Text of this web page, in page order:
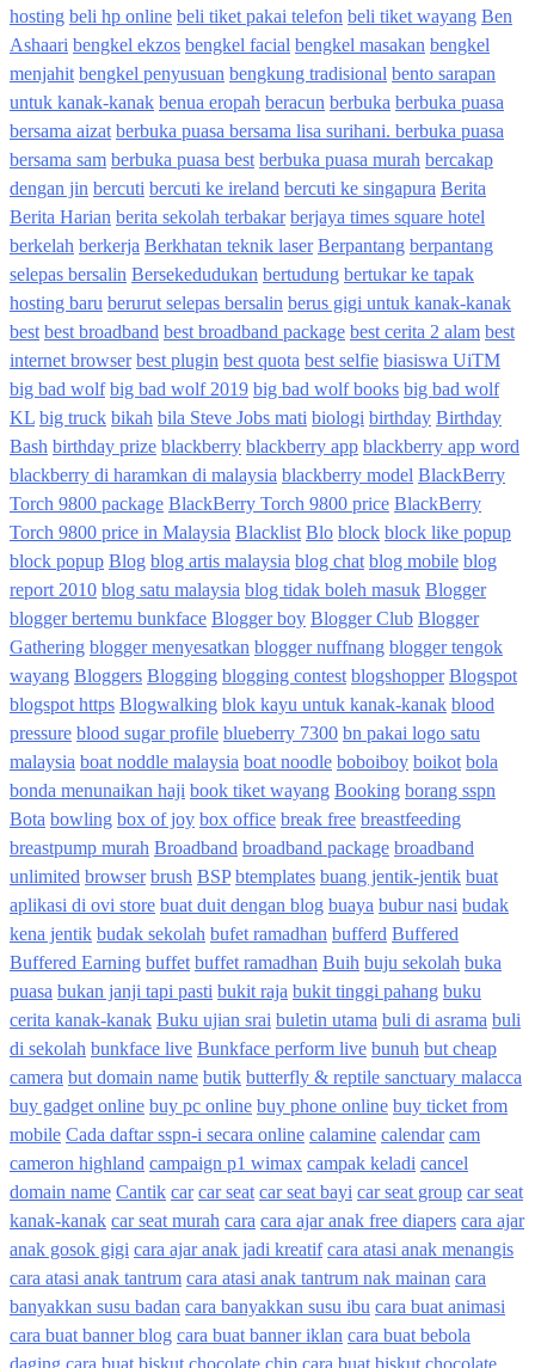
hosting beli hp online beli tiket pakai telefon beli tiket wayang Ben
Ashaari bengkel ekzos bengkel facial bengkel masakan bengkel
menjahit bengkel penyusuan bengkung tradisional bento sarapan
untuk kanak-kanak benua eropah beracun berbuka berbuka puasa
bersama aizat berbuka puasa bersama lisa surihani. berbuka puasa
bersama sam berbuka puasa best berbuka puasa murah bercakap
dengan jin bercuti bercuti ke ireland bercuti ke singapura Berita
Berita Harian berita sekolah terbakar berjaya times square hotel
berkelah berkerja Berkhatan teknik laser Berpantang berpantang
selepas bersalin Bersekedudukan bertudung bertukar ke tapak
hosting baru berurut selepas bersalin berus gigi untuk kanak-kanak
best best broadband best broadband package best cerita 2 alam best
internet browser best plugin best quota best selfie biasiswa UiTM
big bad wolf big bad wolf 2019 big bad wolf books big bad wolf
KL big truck bikah bila Steve Jobs mati biologi birthday Birthday
Bash birthday prize blackberry blackberry app blackberry app word
blackberry di haramkan di malaysia blackberry model BlackBerry
Torch 9800 package BlackBerry Torch 9800 price BlackBerry
Torch 9800 price in Malaysia Blacklist Blo block block like popup
block popup Blog blog artis malaysia blog chat blog mobile blog
report 2010 blog satu malaysia blog tidak boleh masuk Blogger
blogger bertemu bunkface Blogger boy Blogger Club Blogger
Gathering blogger menyesatkan blogger nuffnang blogger tengok
wayang Bloggers Blogging blogging contest blogshopper Blogspot
blogspot https Blogwalking blok kayu untuk kanak-kanak blood
pressure blood sugar profile blueberry 7300 bn pakai logo satu
malaysia boat noddle malaysia boat noodle boboiboy boikot bola
bonda menunaikan haji book tiket wayang Booking borang sspn
Bota bowling box of joy box office break free breastfeeding
breastpump murah Broadband broadband package broadband
unlimited browser brush BSP btemplates buang jentik-jentik buat
aplikasi di ovi store buat duit dengan blog buaya bubur nasi budak
kena jentik budak sekolah bufet ramadhan bufferd Buffered
Buffered Earning buffet buffet ramadhan Buih buju sekolah buka
puasa bukan janji tapi pasti bukit raja bukit tinggi pahang buku
cerita kanak-kanak Buku ujian srai buletin utama buli di asrama buli
di sekolah bunkface live Bunkface perform live bunuh but cheap
camera but domain name butik butterfly & reptile sanctuary malacca
buy gadget online buy pc online buy phone online buy ticket from
mobile Cada daftar sspn-i secara online calamine calendar cam
cameron highland campaign p1 wimax campak keladi cancel
domain name Cantik car car seat car seat bayi car seat group car seat
kanak-kanak car seat murah cara cara ajar anak free diapers cara ajar
anak gosok gigi cara ajar anak jadi kreatif cara atasi anak menangis
cara atasi anak tantrum cara atasi anak tantrum nak mainan cara
banyakkan susu badan cara banyakkan susu ibu cara buat animasi
cara buat banner blog cara buat banner iklan cara buat bebola
daging cara buat biskut chocolate chip cara buat biskut chocolate